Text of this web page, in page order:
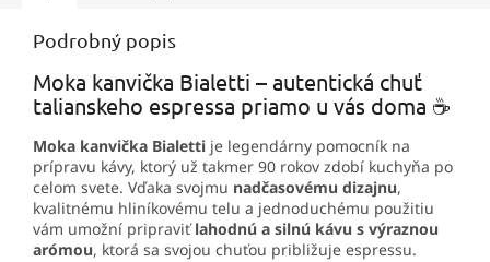
Podrobný popis
Moka kanvička Bialetti – autentická chuť
talianskeho espressa priamo u vás doma ☕
Moka kanvička Bialetti je legendárny pomocník na
prípravu kávy, ktorý už takmer 90 rokov zdobí kuchyňa po
celom svete. Vďaka svojmu nadčasovému dizajnu,
kvalitnému hliníkovému telu a jednoduchému použitiu
vám umožní pripraviťlahodnú a silnú kávu s výraznou
arómou, ktorá sa svojou chuťou približuje espressu.